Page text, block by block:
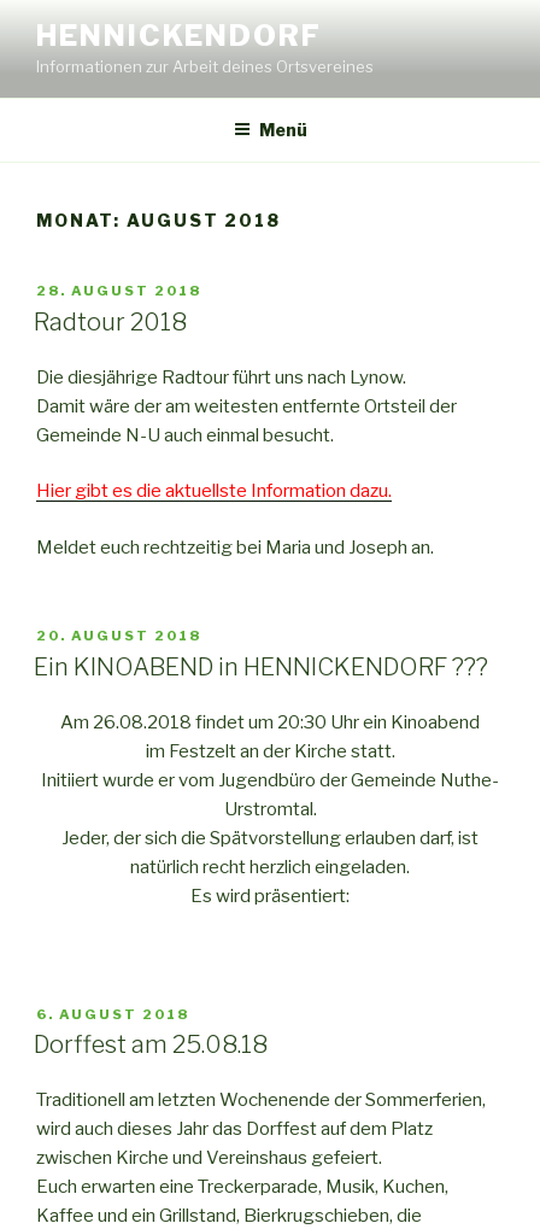
Inhalt
springen
HENNICKENDORF
Informationen zur Arbeit deines Ortsvereines
Menü
MONAT: AUGUST 2018
VERÖFFENTLICHT
AM
28. AUGUST 2018
Radtour 2018
Die diesjährige Radtour führt uns nach Lynow.
Damit wäre der am weitesten entfernte Ortsteil der
Gemeinde N-U auch einmal besucht.
Hier gibt es die aktuellste Information dazu.
Meldet euch rechtzeitig bei Maria und Joseph an.
VERÖFFENTLICHT
AM
20. AUGUST 2018
Ein KINOABEND in HENNICKENDORF ???
Am 26.08.2018 findet um 20:30 Uhr ein Kinoabend
im Festzelt an der Kirche statt.
Initiiert wurde er vom Jugendbüro der Gemeinde Nuthe-
Urstromtal.
Jeder, der sich die Spätvorstellung erlauben darf, ist
natürlich recht herzlich eingeladen.
Es wird präsentiert:
VERÖFFENTLICHT
AM
6. AUGUST 2018
Dorffest am 25.08.18
Traditionell am letzten Wochenende der Sommerferien,
wird auch dieses Jahr das Dorffest auf dem Platz
zwischen Kirche und Vereinshaus gefeiert.
Euch erwarten eine Treckerparade, Musik, Kuchen,
Kaffee und ein Grillstand, Bierkrugschieben, die